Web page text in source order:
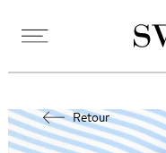
Retour